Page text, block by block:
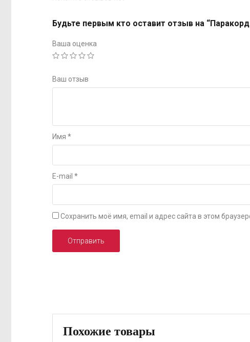
Будьте первым кто оставит отзыв на
Ваша оценка
Ваш отзыв
Имя *
E-mail *
Сохранить моё имя, email и адрес сайта в этом
Похожие товары